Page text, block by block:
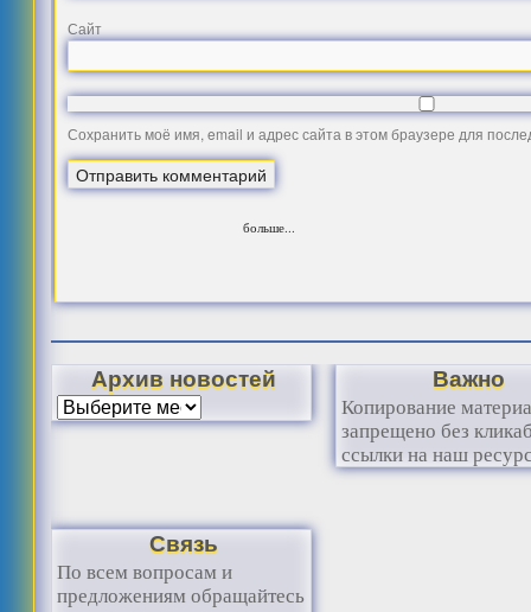
Сайт
Сохранить моё имя, email и адрес сайта в этом браузере для
больше...
Архив новостей Важно
Копирование
запрещено без
ссылки на наш
Связь
По всем вопросам и
предложениям обращайтесь